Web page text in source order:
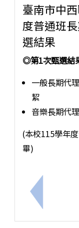
上一筆：本
臺南市中
度普通班
選結果
◎第1次甄選結
一般長期代
絜
音樂長期
(本校115學年
畢)